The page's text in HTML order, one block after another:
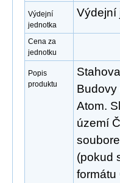
Výdejní
jednotka
Výdejní
Cena za
jednotku
Popis
produktu
Budovy
Atom.
území
(pokud
formátu